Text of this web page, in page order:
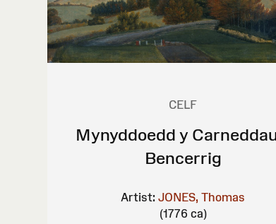
CELF
Mynyddoedd y
Bencerrig
Artist: JONES, Thomas
(1776 ca)